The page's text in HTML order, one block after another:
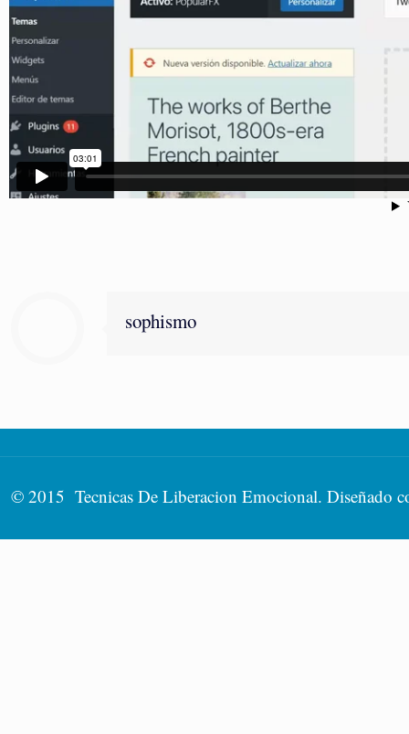
sophismo
© 2015 Tecnicas De Liberacion Emocional. Diseñado